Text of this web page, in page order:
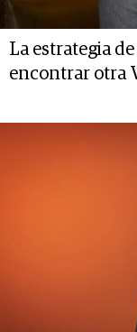
La estrategia
encontrar otra